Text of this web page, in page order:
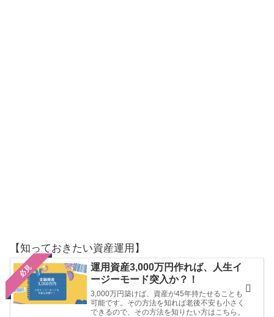
【知っておきたい資産運用】
必見
運用資産3,000万円作れば、人生イ
ージーモード突入か？！
3,000万円築けば、資産が45年持たせることも
可能です。その方法を知れば老後不安も小さく
できるので、その方法を知りたい方はこちら。